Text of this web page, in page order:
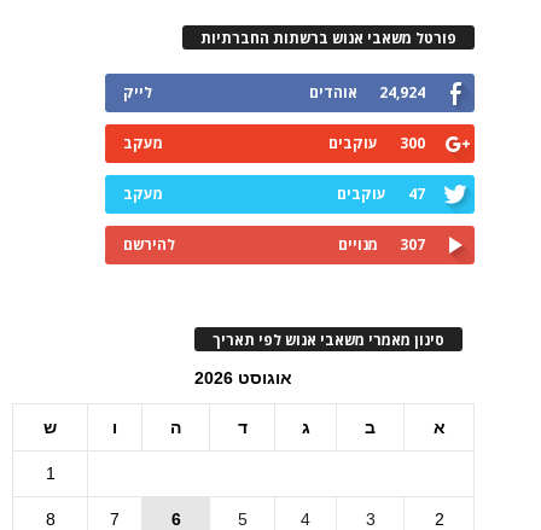
פורטל משאבי אנוש ברשתות החברתיות
24,924 אוהדים לייק
300 עוקבים מעקב
47 עוקבים מעקב
307 מנויים להירשם
סינון מאמרי משאבי אנוש לפי תאריך
אוגוסט 2026
א ב ג ד ה ו ש
1
2
3
4
5
6
7
8